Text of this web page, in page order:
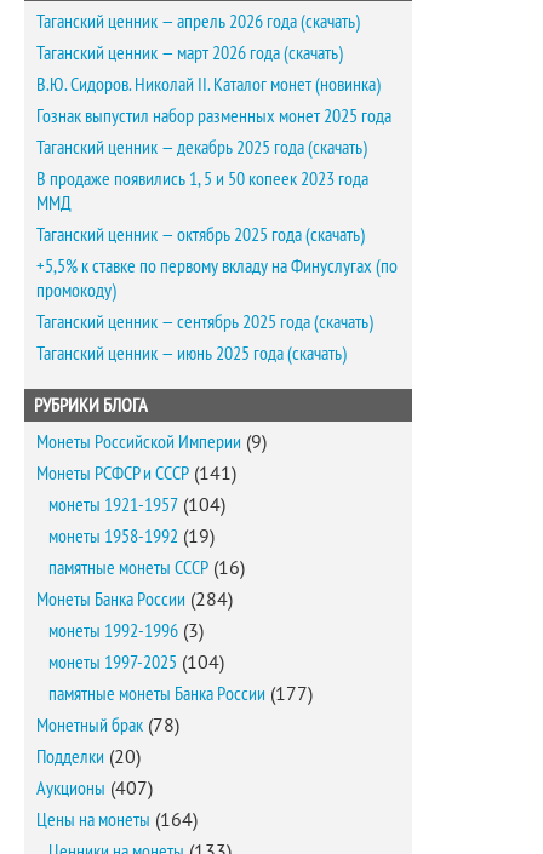
Таганский ценник — апрель 2026 года (скачать)
Таганский ценник — март 2026 года (скачать)
В.Ю. Сидоров. Николай II. Каталог монет (новинка)
Гознак выпустил набор разменных монет 2025 года
Таганский ценник — декабрь 2025 года (скачать)
В продаже появились 1, 5 и 50 копеек 2023 года
ММД
Таганский ценник — октябрь 2025 года (скачать)
+5,5% к ставке по первому вкладу на Финуслугах (по
промокоду)
Таганский ценник — сентябрь 2025 года (скачать)
Таганский ценник — июнь 2025 года (скачать)
РУБРИКИ БЛОГА
Монеты Российской Империи (9)
Монеты РСФСР и СССР (141)
монеты 1921-1957 (104)
монеты 1958-1992 (19)
памятные монеты СССР (16)
Монеты Банка России (284)
монеты 1992-1996 (3)
монеты 1997-2025 (104)
памятные монеты Банка России (177)
Монетный брак (78)
Подделки (20)
Аукционы (407)
Цены на монеты (164)